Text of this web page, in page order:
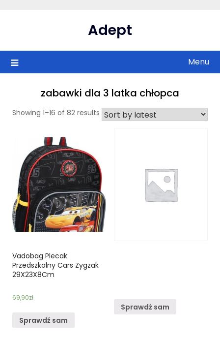
Adept
Menu
zabawki dla 3 latka chłopca
Showing 1–16 of 82 results
Vadobag Plecak
Przedszkolny Cars Zygzak
29X23X8Cm
69,90zł
Sprawdź sam
Sprawdź sam